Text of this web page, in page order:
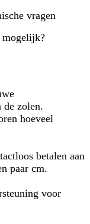
vragen
mogelijk?
de zolen.
hoeveel
betalen aan
paar cm.
voor